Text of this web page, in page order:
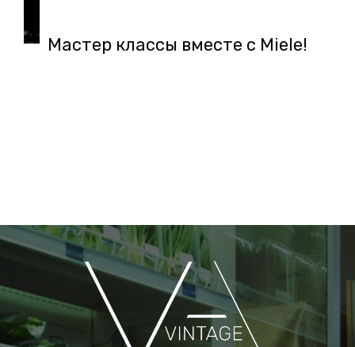
Мастер классы вместе с Miele!